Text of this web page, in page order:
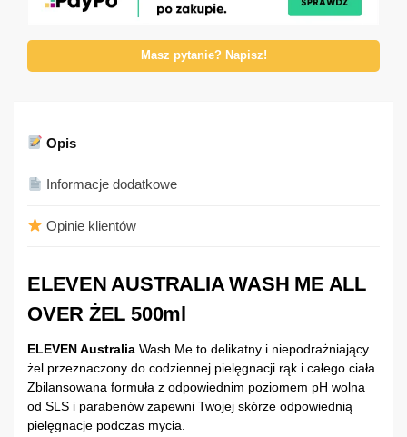
Masz pytanie? Napisz!
Opis
Informacje dodatkowe
Opinie klientów
ELEVEN AUSTRALIA WASH ME ALL
OVER ŻEL 500ml
ELEVEN Australia Wash Me to delikatny i niepodrażniający
żel przeznaczony do codziennej pielęgnacji rąk i całego ciała.
Zbilansowana formuła z odpowiednim poziomem pH wolna
od SLS i parabenów zapewni Twojej skórze odpowiednią
pielęgnacje podczas mycia.